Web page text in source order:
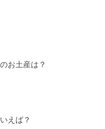
お土産は？
えば？